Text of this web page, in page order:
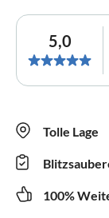
5,0
Tolle Lage
100%